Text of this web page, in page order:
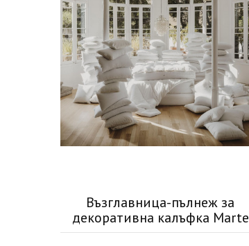
Възглавница-пълнеж за
декоративна калъфка Marte